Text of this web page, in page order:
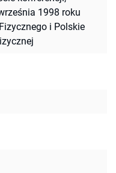
1998 roku
i Polskie